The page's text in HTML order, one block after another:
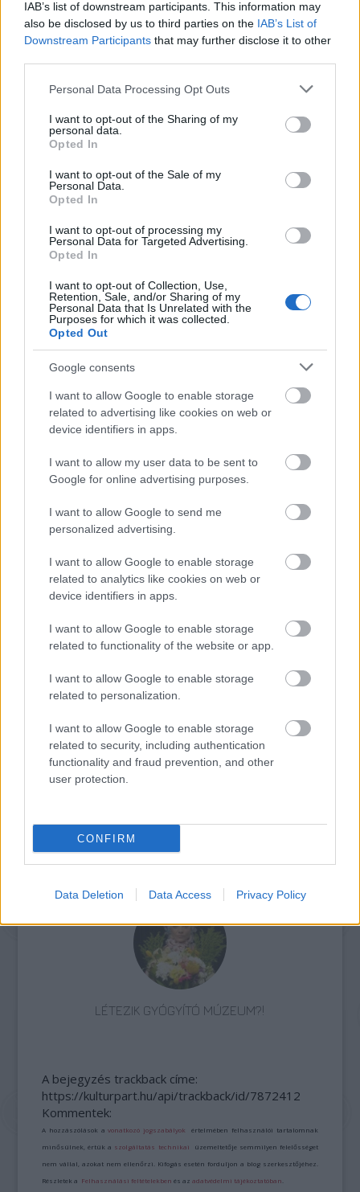
IAB’s list of downstream participants. This information may
also be disclosed by us to third parties on the IAB’s List of
Downstream Participants that may further disclose it to other
Please note that this website/app uses one or more Google
not limited to your visit or usage behaviour. You may click to
grant or deny consent to Google and its third-party tags to
use your data for below specified purposes in below Google
consent section.
Personal Data Processing Opt Outs
I want to opt-out of the Sharing of my
personal data.
Opted In
I want to opt-out of the Sale of my
Personal Data.
Opted In
I want to opt-out of processing my
Personal Data for Targeted Advertising.
Opted In
I want to opt-out of Collection, Use,
Retention, Sale, and/or Sharing of my
Personal Data that Is Unrelated with the
Purposes for which it was collected.
Opted Out
Google consents
I want to allow Google to enable storage
related to advertising like cookies on web or
device identifiers in apps.
I want to allow my user data to be sent to
Google for online advertising purposes.
I want to allow Google to send me
personalized advertising.
I want to allow Google to enable storage
related to analytics like cookies on web or
device identifiers in apps.
I want to allow Google to enable storage
related to functionality of the website or app.
I want to allow Google to enable storage
related to personalization.
I want to allow Google to enable storage
related to security, including authentication
functionality and fraud prevention, and other
user protection.
CONFIRM
Data Deletion Data Access Privacy Policy
A Kölnben élő Szolnoki József a Pécs környéki
társadalmi rendszerek lenyomatait. Zádor
Tamás médiaművész az MKE-n diplomázott,
Budapesten él, fotóin nemzeti jelképeket
értelmez át és összekeveri a kommersz világ
képeivel. Katarina Sevic szerb születésű
médiaművész, az egyetem volt tanítványa tíz
éve él Magyarországon, s installációjának
címe: Hírek Sehonnan.
Hangos hétfő címmel a kiállítás ideje alatt
filmprogram is lesz:
március 22: Fekete vonat - Schiffer Pál
rendező 1970
március 29: Dübörög a nemzeti rock - Kriza
Borbála 2007
április 12:Gipsy Side-Gát Balázs 2006
A teljes programhoz,katt!
Forrás: MTI
Kiállítás Képző Fényképészet, fotó
„NEM TÖBB EZER EMBERRE UTAZUNK, HANEM
LÉTEZIK GYÓGYÍTÓ MÚZEUM?!
A bejegyzés trackback címe:
https://kulturpart.hu/api/trackback/id/7872412
Kommentek:
A hozzászólások avonatkozó jogszabályok értelmében felhasználói tartalomnak
minősülnek, értük a szolgáltatás technikai üzemeltetője semmilyen felelősséget
nem vállal, azokat nem ellenőrzi. Kifogás esetén forduljon a blog szerkesztőjéhez.
Részletek a Felhasználási feltételekben és azadatvédelmi tájékoztatóban